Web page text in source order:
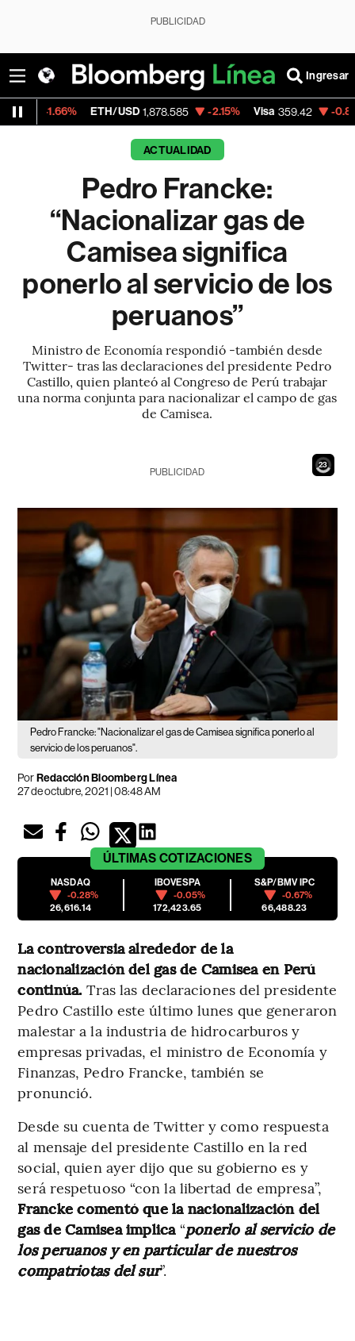
PUBLICIDAD
Ingresar
ETH/USD 1,878.585 -2.15% Visa 359.42 -0.85%
ACTUALIDAD
Pedro Francke:
“Nacionalizar gas de
Camisea significa
ponerlo al servicio de los
peruanos”
Ministro de Economía respondió -también desde
Twitter- tras las declaraciones del presidente Pedro
Castillo, quien planteó al Congreso de Perú trabajar
una norma conjunta para nacionalizar el campo de gas
de Camisea.
21
PUBLICIDAD
Pedro Francke: "Nacionalizar el gas de Camisea significa ponerlo al
servicio de los peruanos".
PorRedacción Bloomberg Línea
27 de octubre, 2021 | 08:48 AM
ÚLTIMAS COTIZACIONES
NASDAQ
-0.28%
26,616.14
IBOVESPA
-0.05%
172,423.65
S&P/BMV IPC
-0.67%
66,488.23
La controversia alrededor de la
nacionalización del gas de Camisea en Perú
continúa. Tras las declaraciones del presidente
Pedro Castillo este último lunes que generaron
malestar a la industria de hidrocarburos y
empresas privadas, el ministro de Economía y
Finanzas, Pedro Francke, también se
pronunció.
Desde su cuenta de Twitter y como respuesta
al mensaje del presidente Castillo en la red
social, quien ayer dijo que su gobierno es y
será respetuoso “con la libertad de empresa”,
Francke comentó que la nacionalización del
gas de Camisea implica“ponerlo al servicio de
los peruanos y en particular de nuestros
compatriotas del sur”.